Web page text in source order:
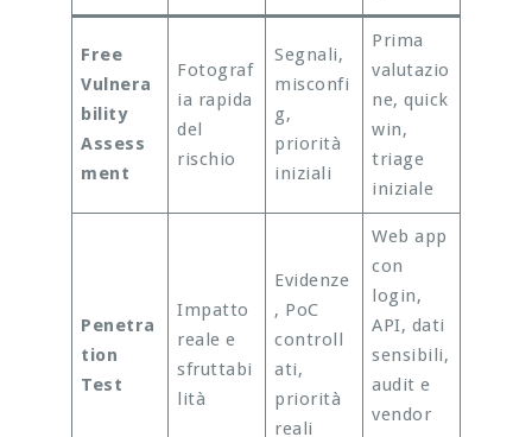
Free
Vulnera
bility
Assess
ment
Fotograf
ia rapida
del
rischio
Segnali,
misconfi
g,
priorità
iniziali
Prima
valutazio
ne, quick
win,
triage
iniziale
Penetra
tion
Test
Impatto
reale e
sfruttabi
lità
Evidenze
, PoC
controll
ati,
priorità
reali
Web app
con
login,
API, dati
sensibili,
audit e
vendor